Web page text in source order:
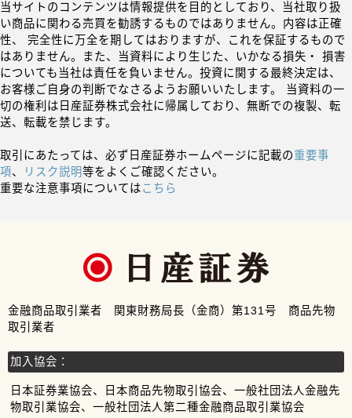
当サイトのコンテンツは情報提供を目的としており、当社取り扱
い商品に関わる売買を勧誘するものではありません。内容は正確
性、 完全性に万全を期してはおりますが、これを保証するもので
はありません。また、当資料により生じた、いかなる損失・ 損害
についても当社は責任を負いません。投資に関する最終決定は、
お客様ご自身の判断でなさるようお願いいたします。 当資料の一
切の権利は日産証券株式会社に帰属しており、無断での複製、転
送、転載を禁じます。
取引にあたっては、必ず日産証券ホームページに記載の重要事
項、 リスク説明等をよくご確認ください。
重要な注意事項についてはこちら
金融商品取引業者 関東財務局長（金商）第131号 商品先物
取引業者
加入協会：
日本証券業協会、日本商品先物取引協会、一般社団法人金融先
物取引業協会、一般社団法人第二種金融商品取引業協会